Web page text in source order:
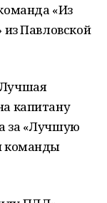
«Из
Павловской
капитану
за «Луч­шую
команды